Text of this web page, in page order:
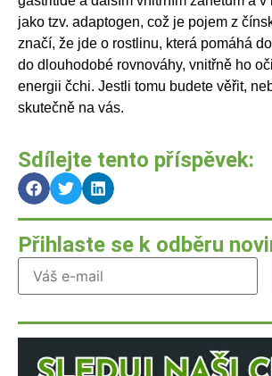
jako tzv. adaptogen, což je pojem z
značí, že jde o rostlinu, která pomáhá
do dlouhodobé rovnováhy, vnitřně ho
energii čchi. Jestli tomu budete věřit,
skutečně na vás.
Sdílejte tento příspěvek:
Přihlaste se k odběru